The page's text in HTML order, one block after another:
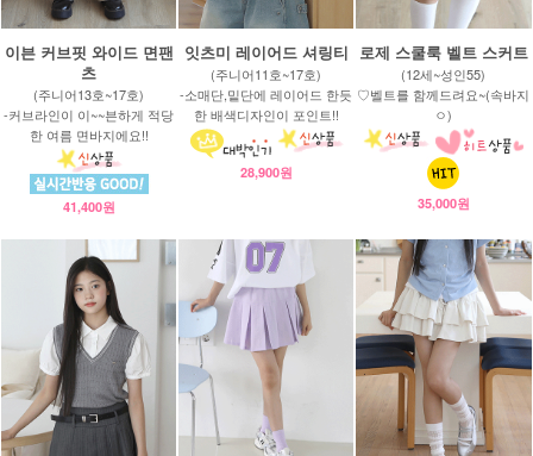
이븐 커브핏 와이드 면팬
츠
(주니어13호~17호)
-커브라인이 이~~븐하게 적당
한 여름 면바지에요!!
41,400원
잇츠미 레이어드 셔링티
(주니어11호~17호)
-소매단,밑단에 레이어드 한듯
한 배색디자인이 포인트!!
28,900원
로제 스쿨룩 벨트 스커트
(12세~성인55)
♡벨트를 함께드려요~(속바지
ㅇ)
35,000원